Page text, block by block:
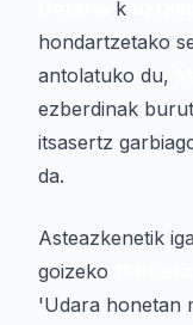
k
hondartzetako
antolatuko du,
ezberdinak
itsasertz
da.
Asteazkenetik
goizeko
'Udara honetan